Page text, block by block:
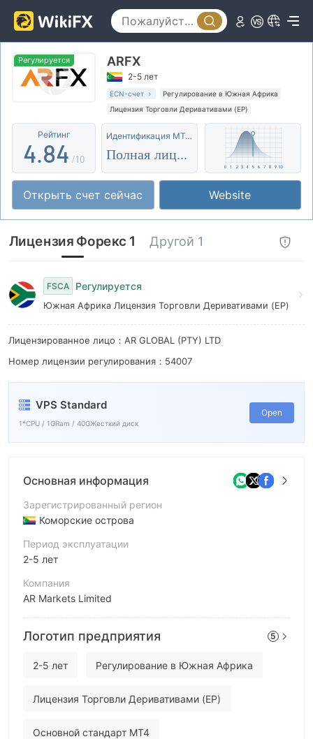
Регулируется ARFX
2-5 лет
ECN-счет
Регулирование в Южная Африка
Лицензия Торговли Деривативами (EP)
Основной стандарт MT4
Региональный трейдер
Рейтинг
0
1
3
4
5
6
7
9
.
3
4
5
7
8
9
0
1
3
4
5
6
7
8
9
/10
Идентификация MT4/5
Полная лицензия
Открыть счет сейчас Website
Лицензия Форекс 1 Другой 1
FSCA Регулируется
Южная Африка Лицензия Торговли Деривативами (EP)
Лицензированное лицо：AR GLOBAL (PTY) LTD
Номер лицензии регулирования：54007
VPS Standard
1*CPU / 1GRam / 40GЖесткий диск
Open
Основная информация
Зарегистрированный регион
Коморские острова
Период эксплуатации
2-5 лет
Компания
AR Markets Limited
Аббревиатура
ARFX
Сотрудник компании
Логотип предприятия 5
2-5 лет Регулирование в Южная Африка
Лицензия Торговли Деривативами (EP)
Основной стандарт MT4